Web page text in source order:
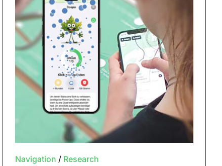
Navigation / Research